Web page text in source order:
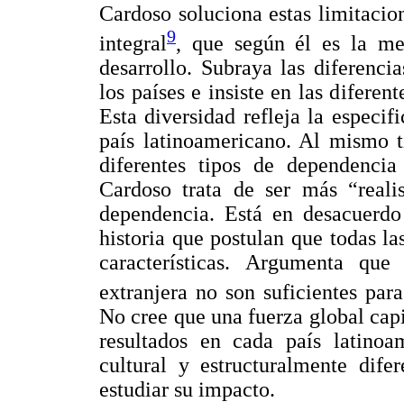
Cardoso soluciona estas
integral9, que según él es la
desarrollo. Subraya las
los países e insiste en las
Esta diversidad refleja la
país latinoamericano. Al mismo
diferentes tipos de
Cardoso trata de ser más
dependencia. Está en
historia que postulan que todas
características. Argumenta
extranjera no son suficientes
No cree que una fuerza global
resultados en cada país
cultural y estructuralmente
estudiar su impacto.